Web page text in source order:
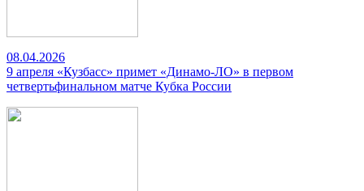
08.04.2026
9 апреля «Кузбасс» примет «Динамо-ЛО» в первом
четвертьфинальном матче Кубка России